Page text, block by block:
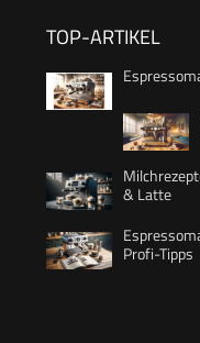
TOP-ARTIKEL
& Latte
Profi-Tipps